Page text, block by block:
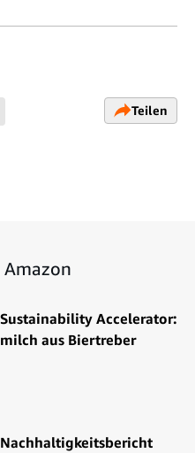
Teilen
Accelerator:
aus Biertreber